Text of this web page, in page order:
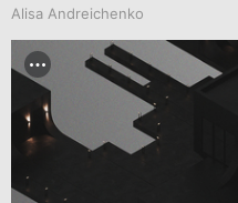
Alisa Andreichenko